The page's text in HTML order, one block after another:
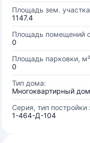
Площадь зем.
1147.4
Площадь помещений
0
Площадь парковки,
0
Тип дома:
Многоквартирный дом
Серия, тип постройки
1-464-Д-104